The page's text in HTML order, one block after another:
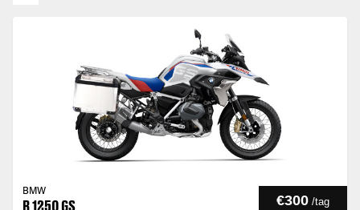
BMW
R 1250 GS €300 /tag